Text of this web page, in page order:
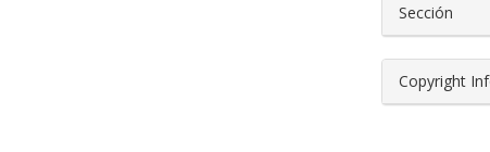
Sección
Copyright